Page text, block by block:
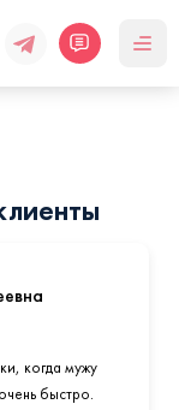
когда мужу
быстро.